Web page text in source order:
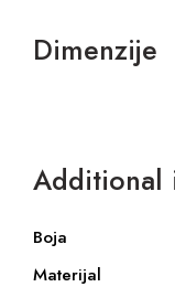
Dimenzije
Additional
Boja
Materijal